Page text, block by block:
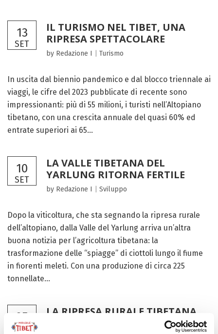
13
SET
IL TURISMO NEL TIBET, UNA
RIPRESA SPETTACOLARE
by Redazione I Turismo
In uscita dal biennio pandemico e dal blocco triennale ai
viaggi, le cifre del 2023 pubblicate di recente sono
impressionanti: più di 55 milioni, i turisti nell’Altopiano
tibetano, con una crescita annuale del quasi 60% ed
entrate superiori ai 65...
10
SET
LA VALLE TIBETANA DEL
YARLUNG RITORNA FERTILE
by Redazione I Sviluppo
Dopo la viticoltura, che sta segnando la ripresa rurale
dell’altopiano, dalla Valle del Yarlung arriva un’altra
buona notizia per l’agricoltura tibetana: la
trasformazione delle “spiagge” di ciottoli lungo il fiume
in fiorenti meleti. Con una produzione di circa 225
tonnellate...
25
AGO
LA RIPRESA RURALE TIBETANA
PARTE DALLA VITICOLTURA